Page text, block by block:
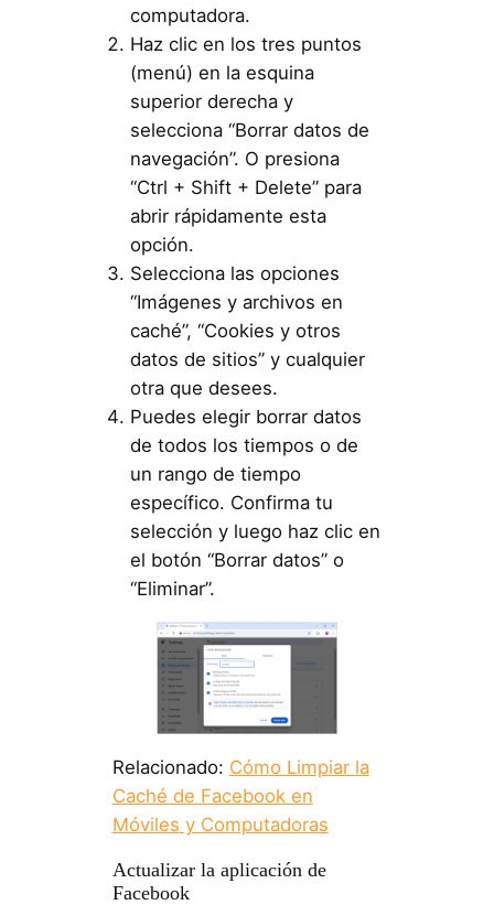
computadora.
Haz clic en los tres puntos
(menú) en la esquina
superior derecha y
selecciona “Borrar datos de
navegación”. O presiona
“Ctrl + Shift + Delete” para
abrir rápidamente esta
opción.
Selecciona las opciones
“Imágenes y archivos en
caché”, “Cookies y otros
datos de sitios” y cualquier
otra que desees.
Puedes elegir borrar datos
de todos los tiempos o de
un rango de tiempo
específico. Confirma tu
selección y luego haz clic en
el botón “Borrar datos” o
“Eliminar”.
Relacionado: Cómo Limpiar la
Caché de Facebook en
Móviles y Computadoras
Actualizar la aplicación de
Facebook